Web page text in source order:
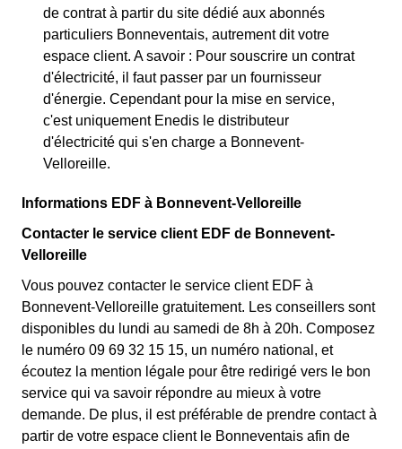
de contrat à partir du site dédié aux abonnés
particuliers Bonneventais, autrement dit votre
espace client. A savoir : Pour souscrire un contrat
d'électricité, il faut passer par un fournisseur
d'énergie. Cependant pour la mise en service,
c'est uniquement Enedis le distributeur
d'électricité qui s'en charge a Bonnevent-
Velloreille.
Informations EDF à Bonnevent-Velloreille
Contacter le service client EDF de Bonnevent-
Velloreille
Vous pouvez contacter le service client EDF à
Bonnevent-Velloreille gratuitement. Les conseillers sont
disponibles du lundi au samedi de 8h à 20h. Composez
le numéro 09 69 32 15 15, un numéro national, et
écoutez la mention légale pour être redirigé vers le bon
service qui va savoir répondre au mieux à votre
demande. De plus, il est préférable de prendre contact à
partir de votre espace client le Bonneventais afin de